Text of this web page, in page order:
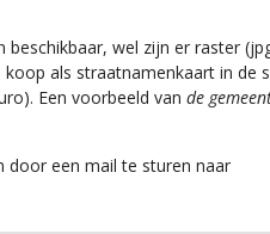
wel zijn er raster
als straatnamenkaart in de
Een voorbeeld van de
door een mail te sturen naar